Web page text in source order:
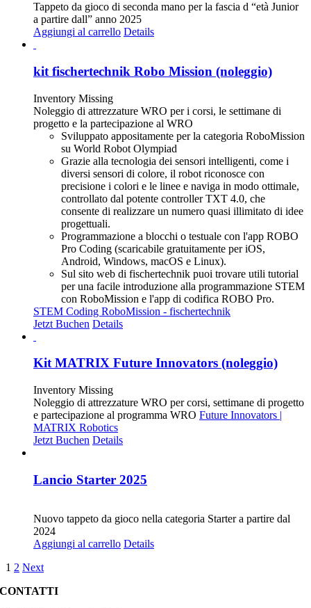
Tappeto da gioco di seconda mano per la fascia d “età Junior
a partire dall” anno 2025
Aggiungi al carrello Details
kit fischertechnik Robo Mission (noleggio)
Inventory Missing
Noleggio di attrezzature WRO per i corsi, le settimane di
progetto e la partecipazione al WRO
Sviluppato appositamente per la categoria RoboMission
su World Robot Olympiad
Grazie alla tecnologia dei sensori intelligenti, come i
diversi sensori di colore, il robot riconosce con
precisione i colori e le linee e naviga in modo ottimale,
controllato dal potente controller TXT 4.0, che
consente di realizzare un numero quasi illimitato di idee
progettuali.
Programmazione a blocchi o testuale con l'app ROBO
Pro Coding (scaricabile gratuitamente per iOS,
Android, Windows, macOS e Linux).
Sul sito web di fischertechnik puoi trovare utili tutorial
per una facile introduzione alla programmazione STEM
con RoboMission e l'app di codifica ROBO Pro.
STEM Coding RoboMission - fischertechnik
Jetzt Buchen Details
Kit MATRIX Future Innovators (noleggio)
Inventory Missing
Noleggio di attrezzature WRO per corsi, settimane di progetto
e partecipazione al programma WRO Future Innovators |
MATRIX Robotics
Jetzt Buchen Details
Lancio Starter 2025
Nuovo tappeto da gioco nella categoria Starter a partire dal
2024
Aggiungi al carrello Details
1 2 Next
CONTATTI